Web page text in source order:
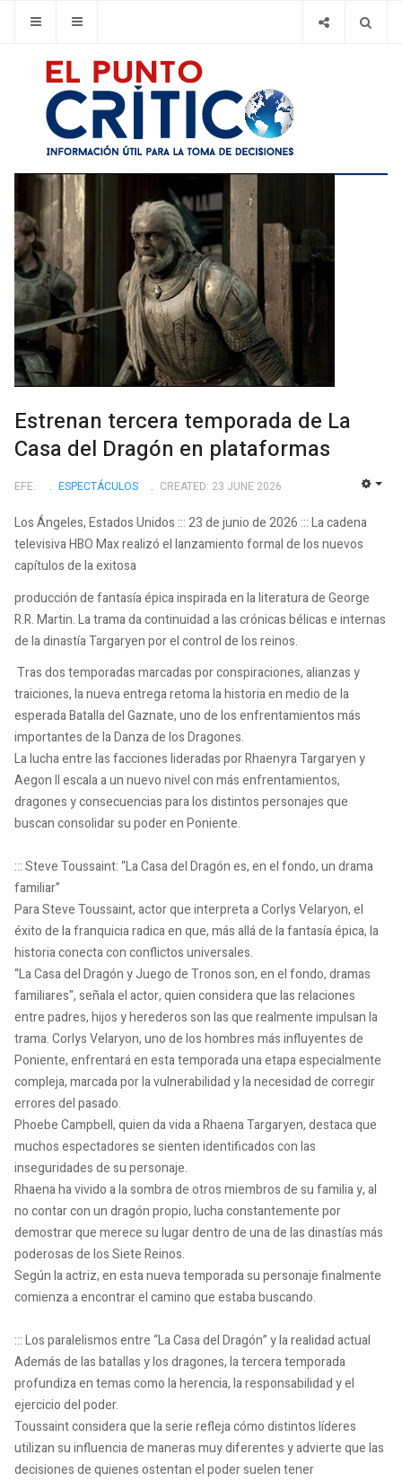
Estrenan tercera temporada de La
Casa del Dragón en plataformas
EFE. ESPECTÁCULOS CREATED: 23 JUNE 2026
Los Ángeles, Estados Unidos ::: 23 de junio de 2026 ::: La cadena
televisiva HBO Max realizó el lanzamiento formal de los nuevos
capítulos de la exitosa
producción de fantasía épica inspirada en la literatura de George
R.R. Martin. La trama da continuidad a las crónicas bélicas e internas
de la dinastía Targaryen por el control de los reinos.
Tras dos temporadas marcadas por conspiraciones, alianzas y
traiciones, la nueva entrega retoma la historia en medio de la
esperada Batalla del Gaznate, uno de los enfrentamientos más
importantes de la Danza de los Dragones.
La lucha entre las facciones lideradas por Rhaenyra Targaryen y
Aegon II escala a un nuevo nivel con más enfrentamientos,
dragones y consecuencias para los distintos personajes que
buscan consolidar su poder en Poniente.
::: Steve Toussaint: “La Casa del Dragón es, en el fondo, un drama
familiar”
Para Steve Toussaint, actor que interpreta a Corlys Velaryon, el
éxito de la franquicia radica en que, más allá de la fantasía épica, la
historia conecta con conflictos universales.
“La Casa del Dragón y Juego de Tronos son, en el fondo, dramas
familiares", señala el actor, quien considera que las relaciones
entre padres, hijos y herederos son las que realmente impulsan la
trama. Corlys Velaryon, uno de los hombres más influyentes de
Poniente, enfrentará en esta temporada una etapa especialmente
compleja, marcada por la vulnerabilidad y la necesidad de corregir
errores del pasado.
Phoebe Campbell, quien da vida a Rhaena Targaryen, destaca que
muchos espectadores se sienten identificados con las
inseguridades de su personaje.
Rhaena ha vivido a la sombra de otros miembros de su familia y, al
no contar con un dragón propio, lucha constantemente por
demostrar que merece su lugar dentro de una de las dinastías más
poderosas de los Siete Reinos.
Según la actriz, en esta nueva temporada su personaje finalmente
comienza a encontrar el camino que estaba buscando.
::: Los paralelismos entre “La Casa del Dragón” y la realidad actual
Además de las batallas y los dragones, la tercera temporada
profundiza en temas como la herencia, la responsabilidad y el
ejercicio del poder.
Toussaint considera que la serie refleja cómo distintos líderes
utilizan su influencia de maneras muy diferentes y advierte que las
decisiones de quienes ostentan el poder suelen tener